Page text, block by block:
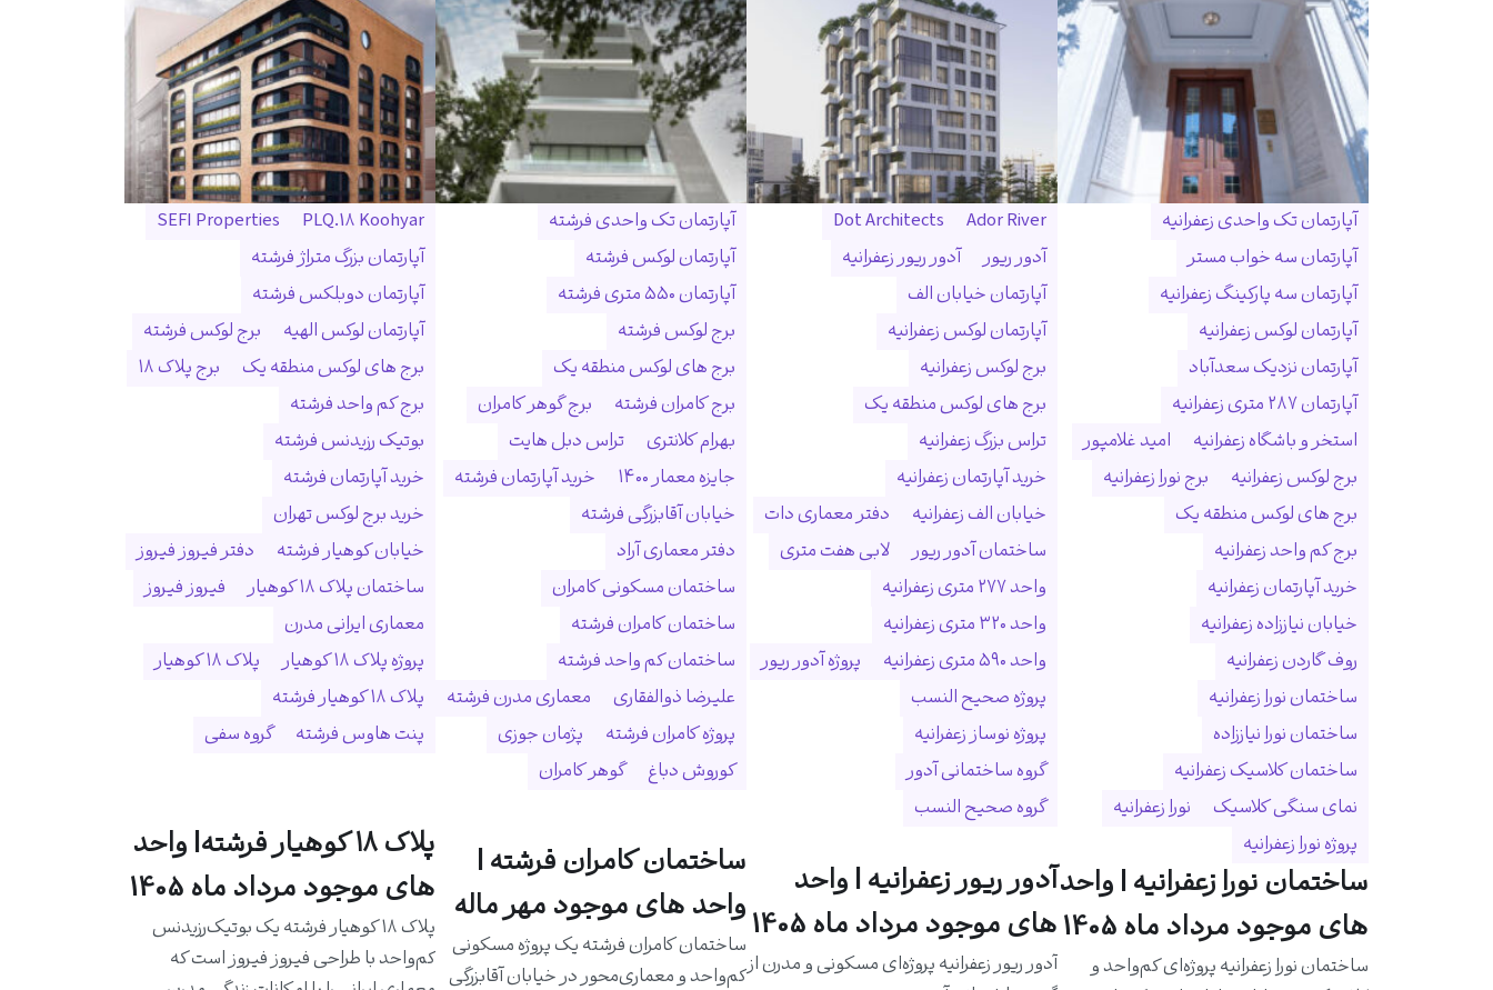
آپارتمان تک واحدی زعفرانیه
آپارتمان سه خواب مستر
آپارتمان سه پارکینگ زعفرانیه
آپارتمان لوکس زعفرانیه
آپارتمان نزدیک سعدآباد
آپارتمان ۲۸۷ متری زعفرانیه
استخر و باشگاه زعفرانیه
امید غلامپور
برج لوکس زعفرانیه
برج نورا زعفرانیه
برج های لوکس منطقه یک
برج کم واحد زعفرانیه
خرید آپارتمان زعفرانیه
خیابان نیاززاده زعفرانیه
روف گاردن زعفرانیه
ساختمان نورا زعفرانیه
ساختمان نورا نیاززاده
ساختمان کلاسیک زعفرانیه
نمای سنگی کلاسیک
نورا زعفرانیه
پروژه نورا زعفرانیه
ساختمان نورا زعفرانیه | واحد
های موجود مرداد ماه 1405
ساختمان نورا زعفرانیه پروژه‌ای کم‌واحد و
Ador River
Dot Architects
آدور ریور
آدور ریور زعفرانیه
آپارتمان خیابان الف
آپارتمان لوکس زعفرانیه
برج لوکس زعفرانیه
برج های لوکس منطقه یک
تراس بزرگ زعفرانیه
خرید آپارتمان زعفرانیه
خیابان الف زعفرانیه
دفتر معماری دات
ساختمان آدور ریور
لابی هفت متری
واحد ۲۷۷ متری زعفرانیه
واحد ۳۲۰ متری زعفرانیه
واحد ۵۹۰ متری زعفرانیه
پروژه آدور ریور
پروژه صحیح النسب
پروژه نوساز زعفرانیه
گروه ساختمانی آدور
گروه صحیح النسب
آدور ریور زعفرانیه | واحد
های موجود مرداد ماه 1405
آدور ریور زعفرانیه پروژه‌ای مسکونی و مدرن از
آپارتمان تک واحدی فرشته
آپارتمان لوکس فرشته
آپارتمان ۵۵۰ متری فرشته
برج لوکس فرشته
برج های لوکس منطقه یک
برج کامران فرشته
برج گوهر کامران
بهرام کلانتری
تراس دبل هایت
جایزه معمار ۱۴۰۰
خرید آپارتمان فرشته
خیابان آقابزرگی فرشته
دفتر معماری آراد
ساختمان مسکونی کامران
ساختمان کامران فرشته
ساختمان کم واحد فرشته
علیرضا ذوالفقاری
معماری مدرن فرشته
پروژه کامران فرشته
پژمان جوزی
کوروش دباغ
گوهر کامران
ساختمان کامران فرشته |
واحد های موجود مهر ماله
ساختمان کامران فرشته یک پروژه مسکونی
کم‌واحد و معماری‌محور در خیابان آقابزرگی
PLQ.18 Koohyar
SEFI Properties
آپارتمان بزرگ متراژ فرشته
آپارتمان دوبلکس فرشته
آپارتمان لوکس الهیه
برج لوکس فرشته
برج های لوکس منطقه یک
برج پلاک ۱۸
برج کم واحد فرشته
بوتیک رزیدنس فرشته
خرید آپارتمان فرشته
خرید برج لوکس تهران
خیابان کوهیار فرشته
دفتر فیروز فیروز
ساختمان پلاک ۱۸ کوهیار
فیروز فیروز
معماری ایرانی مدرن
پروژه پلاک ۱۸ کوهیار
پلاک ۱۸ کوهیار
پلاک ۱۸ کوهیار فرشته
پنت هاوس فرشته
گروه سفی
پلاک ۱۸ کوهیار فرشته| واحد
های موجود مرداد ماه 1405
پلاک ۱۸ کوهیار فرشته یک بوتیک‌رزیدنس
کم‌واحد با طراحی فیروز فیروز است که